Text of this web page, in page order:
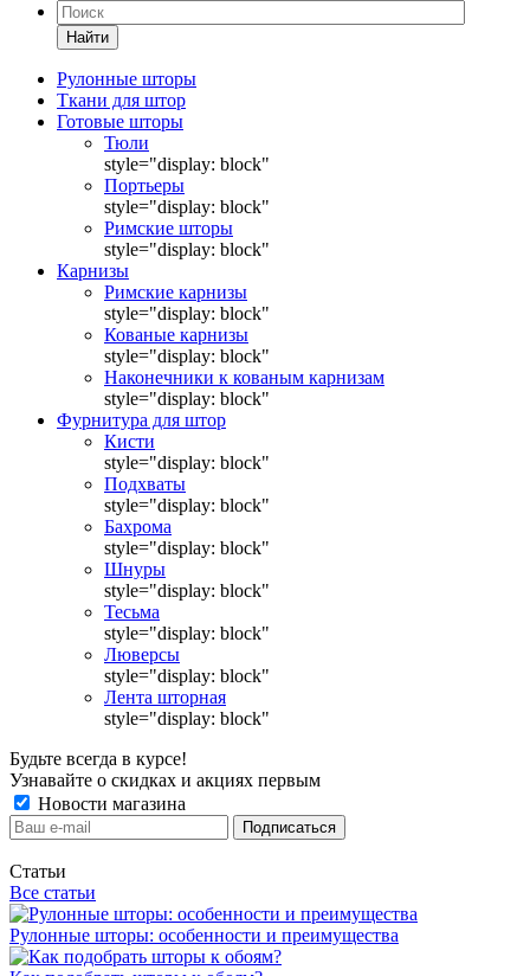
Найти
Рулонные шторы
Ткани для штор
Готовые шторы
Тюли
style="display: block"
Портьеры
style="display: block"
Римские шторы
style="display: block"
Карнизы
Римские карнизы
style="display: block"
Кованые карнизы
style="display: block"
Наконечники к кованым карнизам
style="display: block"
Фурнитура для штор
Кисти
style="display: block"
Подхваты
style="display: block"
Бахрома
style="display: block"
Шнуры
style="display: block"
Тесьма
style="display: block"
Люверсы
style="display: block"
Лента шторная
style="display: block"
Будьте всегда в курсе!
Узнавайте о скидках и акциях первым
Новости магазина
Статьи
Все статьи
Рулонные шторы: особенности и преимущества